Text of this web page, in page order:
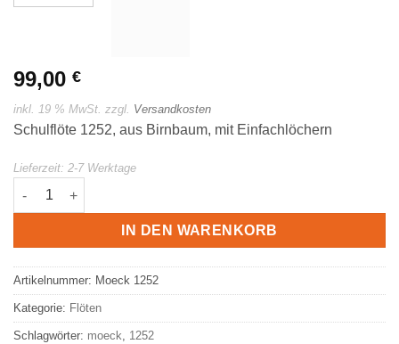
99,00 €
inkl. 19 % MwSt. zzgl. Versandkosten
Schulflöte 1252, aus Birnbaum, mit Einfachlöchern
Lieferzeit: 2-7 Werktage
Moeck Sopran Blockflöte 1252 Menge
IN DEN WARENKORB
Artikelnummer: Moeck 1252
Kategorie: Flöten
Schlagwörter: moeck, 1252